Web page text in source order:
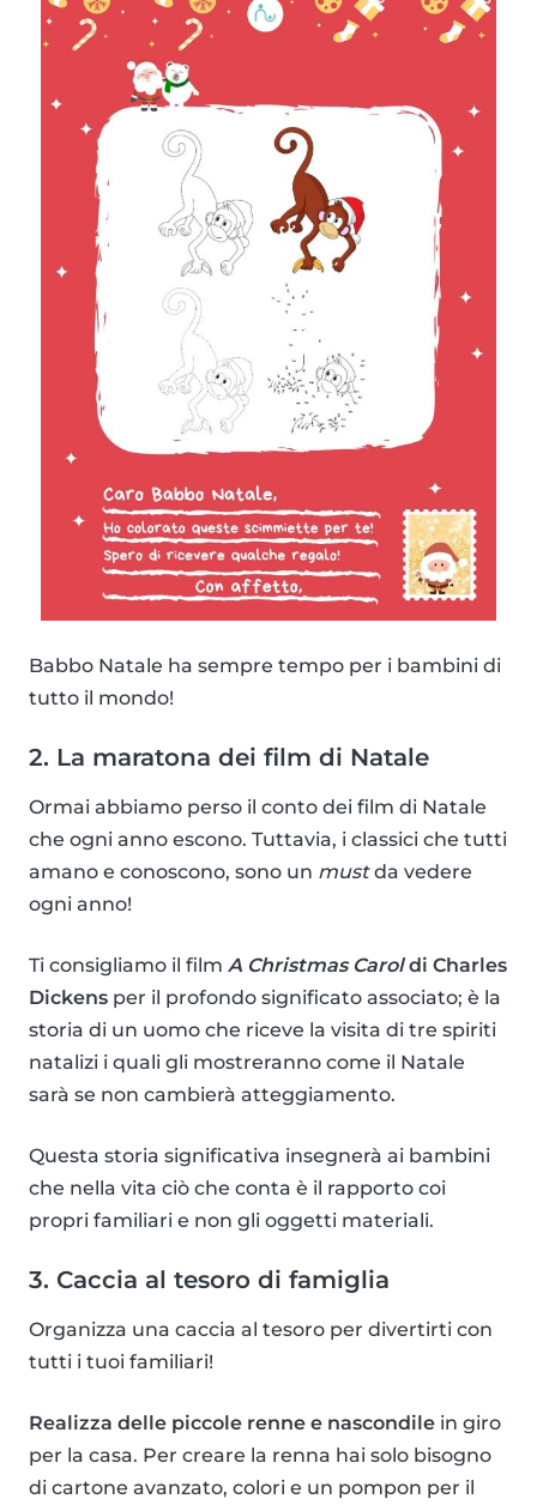
Babbo Natale ha sempre tempo per i bambini di
tutto il mondo!
2. La maratona dei film di Natale
Ormai abbiamo perso il conto dei film di Natale
che ogni anno escono. Tuttavia, i classici che tutti
amano e conoscono, sono un mustda vedere
ogni anno!
Ti consigliamo il film A Christmas Caroldi Charles
Dickens per il profondo significato associato; è la
storia di un uomo che riceve la visita di tre spiriti
natalizi i quali gli mostreranno come il Natale
sarà se non cambierà atteggiamento.
Questa storia significativa insegnerà ai bambini
che nella vita ciò che conta è il rapporto coi
propri familiari e non gli oggetti materiali.
3. Caccia al tesoro di famiglia
Organizza una caccia al tesoro per divertirti con
tutti i tuoi familiari!
Realizza delle piccole renne e nascondile in giro
per la casa. Per creare la renna hai solo bisogno
di cartone avanzato, colori e un pompon per il